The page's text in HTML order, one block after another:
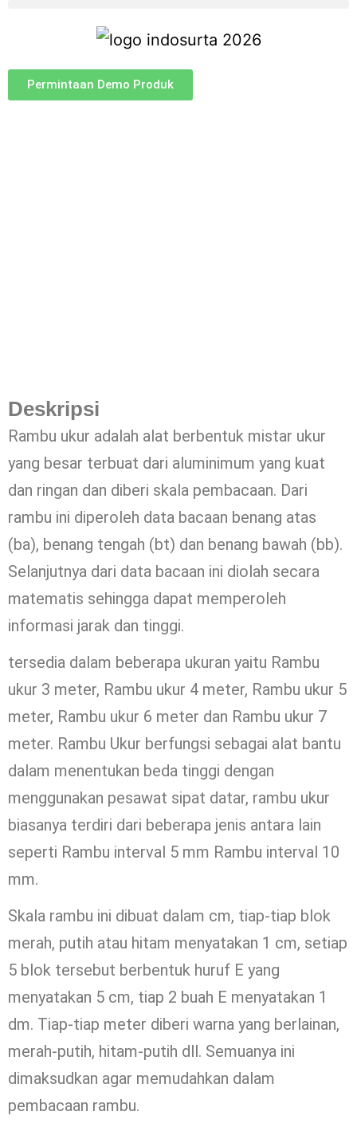
Permintaan Demo Produk
Deskripsi
Rambu ukur adalah alat berbentuk mistar ukur
yang besar terbuat dari aluminimum yang kuat
dan ringan dan diberi skala pembacaan. Dari
rambu ini diperoleh data bacaan benang atas
(ba), benang tengah (bt) dan benang bawah (bb).
Selanjutnya dari data bacaan ini diolah secara
matematis sehingga dapat memperoleh
informasi jarak dan tinggi.
tersedia dalam beberapa ukuran yaitu Rambu
ukur 3 meter, Rambu ukur 4 meter, Rambu ukur 5
meter, Rambu ukur 6 meter dan Rambu ukur 7
meter. Rambu Ukur berfungsi sebagai alat bantu
dalam menentukan beda tinggi dengan
menggunakan pesawat sipat datar, rambu ukur
biasanya terdiri dari beberapa jenis antara lain
seperti Rambu interval 5 mm Rambu interval 10
mm.
Skala rambu ini dibuat dalam cm, tiap-tiap blok
merah, putih atau hitam menyatakan 1 cm, setiap
5 blok tersebut berbentuk huruf E yang
menyatakan 5 cm, tiap 2 buah E menyatakan 1
dm. Tiap-tiap meter diberi warna yang berlainan,
merah-putih, hitam-putih dll. Semuanya ini
dimaksudkan agar memudahkan dalam
pembacaan rambu.